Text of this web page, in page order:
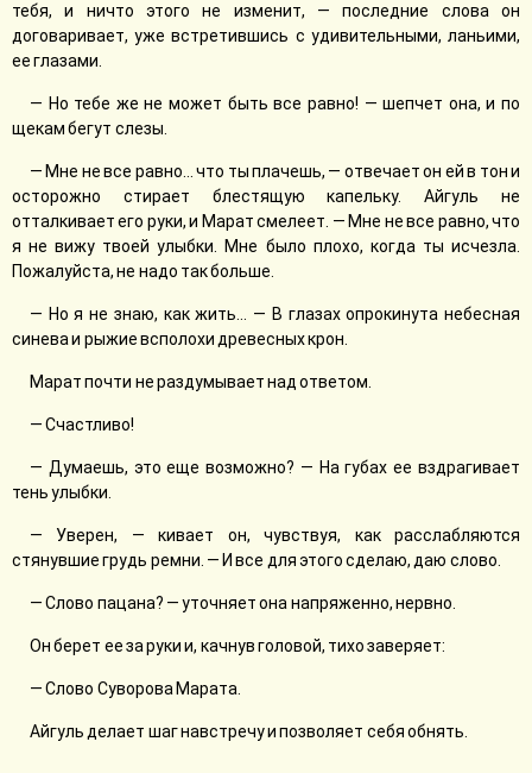
тебя, и ничто этого не изменит, — последние слова он
договаривает, уже встретившись с удивительными, ланьими,
ее глазами.
— Но тебе же не может быть все равно! — шепчет она, и по
щекам бегут слезы.
— Мне не все равно... что ты плачешь, — отвечает он ей в тон и
осторожно стирает блестящую капельку. Айгуль не
отталкивает его руки, и Марат смелеет. — Мне не все равно, что
я не вижу твоей улыбки. Мне было плохо, когда ты исчезла.
Пожалуйста, не надо так больше.
— Но я не знаю, как жить... — В глазах опрокинута небесная
синева и рыжие всполохи древесных крон.
Марат почти не раздумывает над ответом.
— Счастливо!
— Думаешь, это еще возможно? — На губах ее вздрагивает
тень улыбки.
— Уверен, — кивает он, чувствуя, как расслабляются
стянувшие грудь ремни. — И все для этого сделаю, даю слово.
— Слово пацана? — уточняет она напряженно, нервно.
Он берет ее за руки и, качнув головой, тихо заверяет:
— Слово Суворова Марата.
Айгуль делает шаг навстречу и позволяет себя обнять.